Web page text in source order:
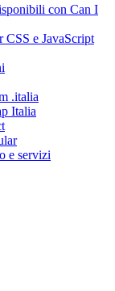
con Can I
CSS e JavaScript
.italia
Italia
e servizi